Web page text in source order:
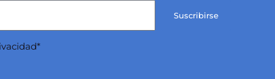
Suscribirse